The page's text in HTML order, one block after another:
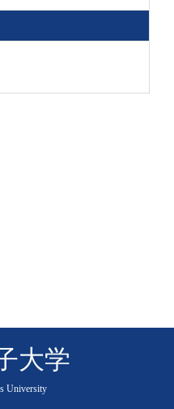
大学
University